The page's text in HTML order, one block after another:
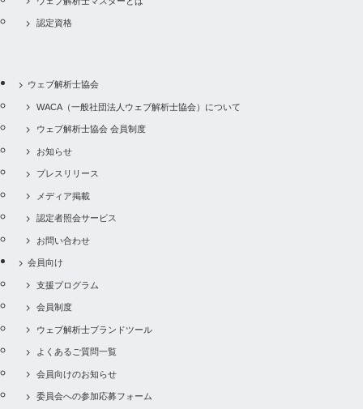
認定資格
ウェブ解析士協会
WACA（一般社団法人ウェブ解析士協会）について
ウェブ解析士協会 会員制度
お知らせ
プレスリリース
メディア掲載
認定者照会サービス
お問い合わせ
会員向け
支援プログラム
会員制度
ウェブ解析士ブランドツール
よくあるご質問一覧
会員向けのお知らせ
委員会への参加応募フォーム